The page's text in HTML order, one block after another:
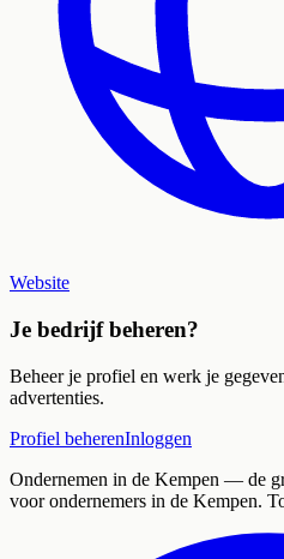
Website
Je bedrijf beheren?
Beheer je profiel en werk je
advertenties.
Profiel beherenInloggen
Ondernemen in de Kempen — de
voor ondernemers in de Kempen.